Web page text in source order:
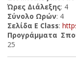
Ώρες Διάλεξης: 4
Σύνολο Ωρών: 4
Σελίδα E Class:
Προγράμματα
25